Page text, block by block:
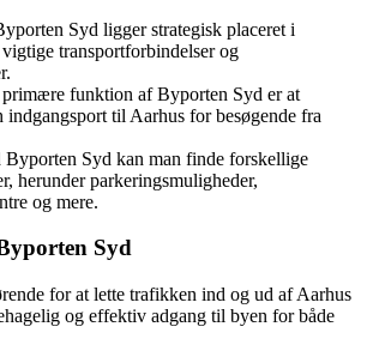
Syd ligger strategisk placeret i
transportforbindelser og
funktion af Byporten Syd er at
indgangsport til Aarhus for besøgende fra
Byporten Syd kan man finde forskellige
herunder parkeringsmuligheder,
og mere.
Syd
for at lette trafikken ind og ud af Aarhus
og effektiv adgang til byen for både